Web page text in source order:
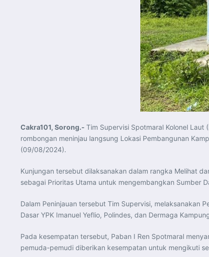
Cakra101, Sorong.- Tim Supervisi Spotmaral Kolonel Laut
rombongan meninjau langsung Lokasi Pembangunan
(09/08/2024).
Kunjungan tersebut dilaksanakan dalam rangka Melihat
sebagai Prioritas Utama untuk mengembangkan Sumber
Dalam Peninjauan tersebut Tim Supervisi, melaksanakan
Dasar YPK Imanuel Yeflio, Polindes, dan Dermaga
Pada kesempatan tersebut, Paban I Ren Spotmaral
pemuda-pemudi diberikan kesempatan untuk mengikuti